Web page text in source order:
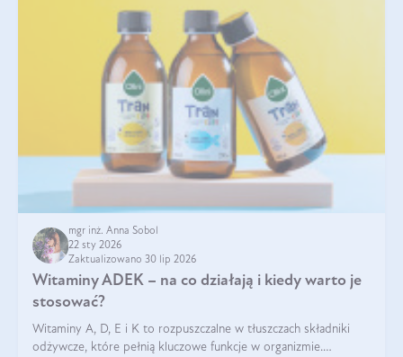
mgr inż. Anna Sobol
22 sty 2026
Zaktualizowano 30 lip 2026
Witaminy ADEK – na co działają i kiedy warto je
stosować?
Witaminy A, D, E i K to rozpuszczalne w tłuszczach składniki
odżywcze, które pełnią kluczowe funkcje w organizmie.